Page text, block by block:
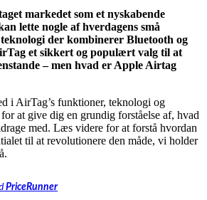
markedet som et nyskabende
lette nogle af hverdagens små
der kombinerer Bluetooth og
et sikkert og populært valg til at
– men hvad er Apple Airtag
i AirTag’s funktioner, teknologi og
at give dig en grundig forståelse af, hvad
med. Læs videre for at forstå hvordan
til at revolutionere den måde, vi holder
PriceRunner